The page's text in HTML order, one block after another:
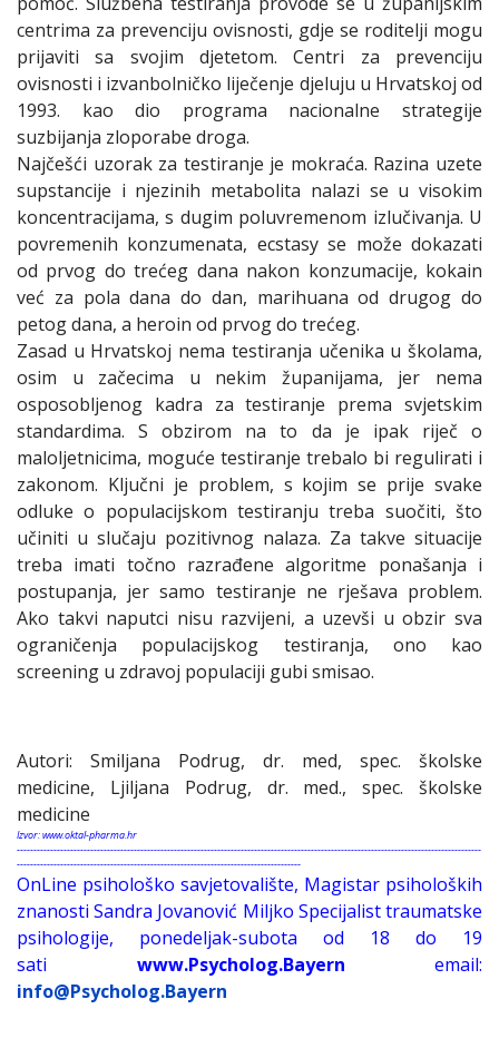
centrima za prevenciju ovisnosti, gdje se roditelji mogu
prijaviti sa svojim djetetom. Centri za prevenciju
ovisnosti i izvanbolničko liječenje djeluju u Hrvatskoj od
1993. kao dio programa nacionalne strategije
suzbijanja zloporabe droga.
Najčešći uzorak za testiranje je mokraća. Razina uzete
supstancije i njezinih metabolita nalazi se u visokim
koncentracijama, s dugim poluvremenom izlučivanja. U
povremenih konzumenata, ecstasy se može dokazati
od prvog do trećeg dana nakon konzumacije, kokain
već za pola dana do dan, marihuana od drugog do
petog dana, a heroin od prvog do trećeg.
Zasad u Hrvatskoj nema testiranja učenika u školama,
osim u začecima u nekim županijama, jer nema
osposobljenog kadra za testiranje prema svjetskim
standardima. S obzirom na to da je ipak riječ o
maloljetnicima, moguće testiranje trebalo bi regulirati i
zakonom. Ključni je problem, s kojim se prije svake
odluke o populacijskom testiranju treba suočiti, što
učiniti u slučaju pozitivnog nalaza. Za takve situacije
treba imati točno razrađene algoritme ponašanja i
postupanja, jer samo testiranje ne rješava problem.
Ako takvi naputci nisu razvijeni, a uzevši u obzir sva
ograničenja populacijskog testiranja, ono kao
screening u zdravoj populaciji gubi smisao.
Autori: Smiljana Podrug, dr. med, spec. školske
medicine, Ljiljana Podrug, dr. med., spec. školske
medicine
Izvor: www.oktal-pharma.hr
-------------------------------------------------------------------------------------------------------------------------------------------
-------------------------------------------------------------------------------------
OnLine psihološko savjetovalište, Magistar psiholoških
znanosti Sandra Jovanović Miljko Specijalist traumatske
psihologije, ponedeljak-subota od 18 do 19
sati www.Psycholog.Bayern email:
info@Psycholog.Bayern